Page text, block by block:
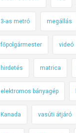
3-as metró megállás
főpolgármester videó
hirdetés matrica
elektromos bányagép
Kanada vasúti átjáró